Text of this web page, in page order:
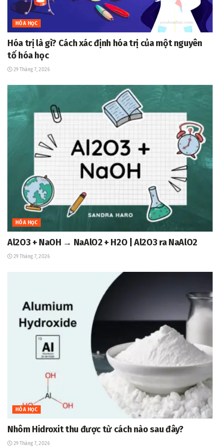
HÓA HỌC
Hóa trị là gì? Cách xác định hóa trị của một nguyên
tố hóa học
29 Tháng 7, 2026
HÓA HỌC
Al2O3 + NaOH → NaAlO2 + H2O | Al2O3 ra NaAlO2
29 Tháng 7, 2026
HÓA HỌC
Nhôm Hidroxit thu được từ cách nào sau đây?
29 Tháng 7, 2026